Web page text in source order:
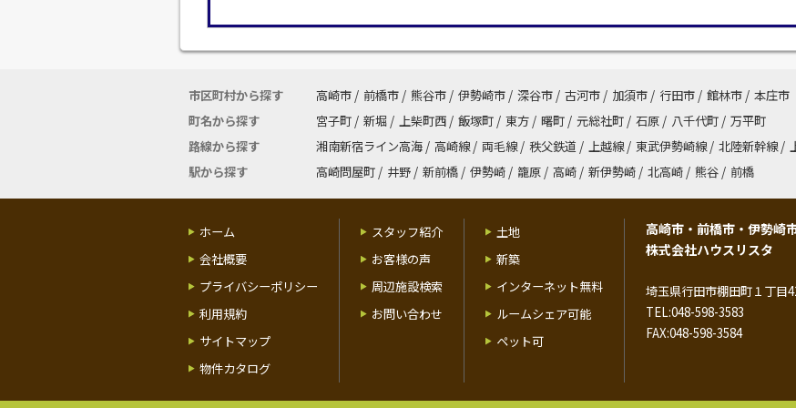
市区町村から探す 高崎市 / 前橋市 / 熊谷市 / 伊勢崎市 / 深谷市 / 古河市 / 加須市 / 行田市 / 館林市 / 本庄市
町名から探す
宮子町 / 新堀 / 上柴町西 / 飯塚町 / 東方 / 曙町 / 元総社町 / 石原 / 八千代町 / 万平町
路線から探す
湘南新宿ライン高海 / 高崎線 / 両毛線 / 秩父鉄道 / 上越線 / 東武伊勢崎線 / 北陸新幹線 /
駅から探す
高崎問屋町 / 井野 / 新前橋 / 伊勢崎 / 籠原 / 高崎 / 新伊勢崎 / 北高崎 / 熊谷 / 前橋
ホーム
会社概要
プライバシーポリシー
利用規約
サイトマップ
物件カタログ
スタッフ紹介
お客様の声
周辺施設検索
お問い合わせ
土地
新築
インターネット無料
ルームシェア可能
ペット可
高崎市・前橋市・伊勢崎
株式会社ハウスリスタ
埼玉県行田市棚田町１丁目
TEL:048-598-3583
FAX:048-598-3584